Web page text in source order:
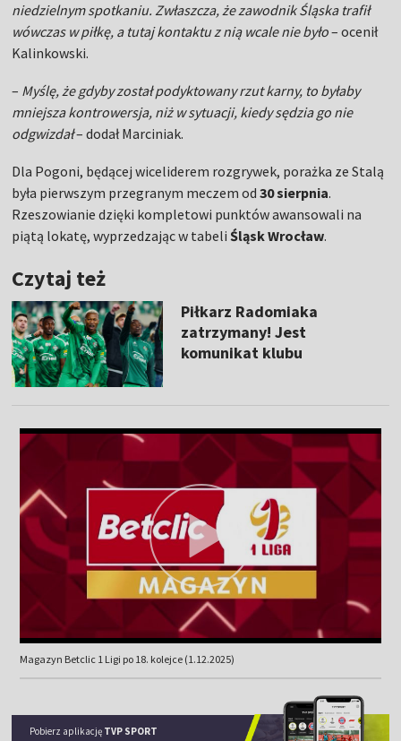
niedzielnym spotkaniu. Zwłaszcza, że zawodnik Śląska trafił
wówczas w piłkę, a tutaj kontaktu z nią wcale nie było– ocenił
Kalinkowski.
– Myślę, że gdyby został podyktowany rzut karny, to byłaby
mniejsza kontrowersja, niż w sytuacji, kiedy sędzia go nie
odgwizdał– dodał Marciniak.
Dla Pogoni, będącej wiceliderem rozgrywek, porażka ze Stalą
była pierwszym przegranym meczem od30 sierpnia.
Rzeszowianie dzięki kompletowi punktów awansowali na
piątą lokatę, wyprzedzając w tabeliŚląsk Wrocław.
Czytaj też
Piłkarz Radomiaka
zatrzymany! Jest
komunikat klubu
Magazyn Betclic 1 Ligi po 18. kolejce (1.12.2025)
Pobierz aplikację TVP SPORT